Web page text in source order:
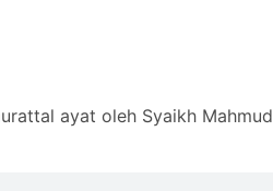
ayat oleh Syaikh Mahmud